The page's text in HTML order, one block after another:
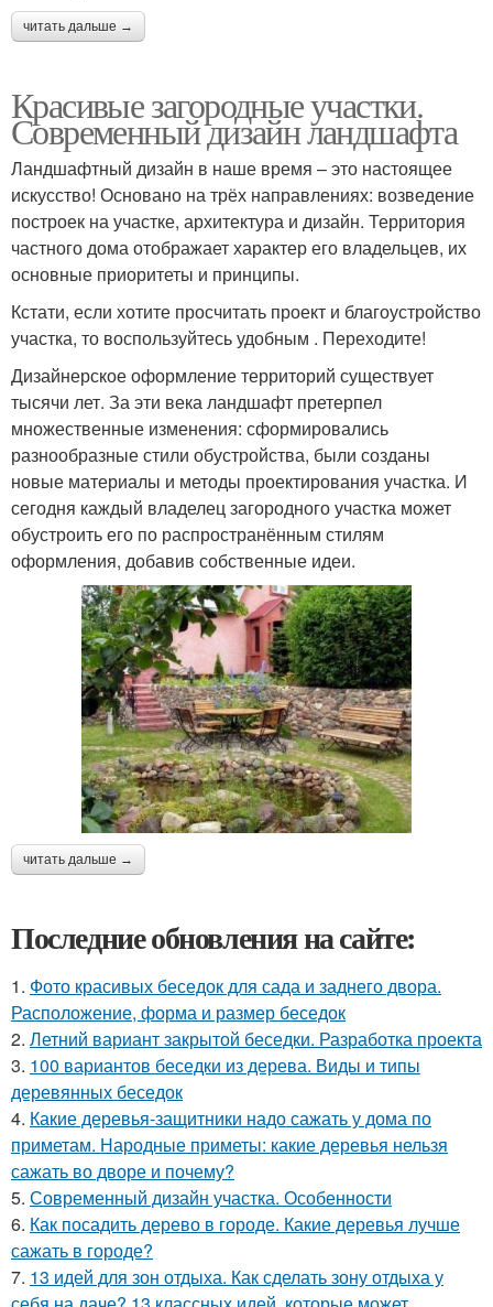
читать дальше →
Красивые загородные участки.
Современный дизайн ландшафта
Ландшафтный дизайн в наше время – это настоящее
искусство! Основано на трёх направлениях: возведение
построек на участке, архитектура и дизайн. Территория
частного дома отображает характер его владельцев, их
основные приоритеты и принципы.
Кстати, если хотите просчитать проект и благоустройство
участка, то воспользуйтесь удобным . Переходите!
Дизайнерское оформление территорий существует
тысячи лет. За эти века ландшафт претерпел
множественные изменения: сформировались
разнообразные стили обустройства, были созданы
новые материалы и методы проектирования участка. И
сегодня каждый владелец загородного участка может
обустроить его по распространённым стилям
оформления, добавив собственные идеи.
читать дальше →
Последние обновления на сайте:
1. Фото красивых беседок для сада и заднего двора.
Расположение, форма и размер беседок
2. Летний вариант закрытой беседки. Разработка проекта
3. 100 вариантов беседки из дерева. Виды и типы
деревянных беседок
4. Какие деревья-защитники надо сажать у дома по
приметам. Народные приметы: какие деревья нельзя
сажать во дворе и почему?
5. Современный дизайн участка. Особенности
6. Как посадить дерево в городе. Какие деревья лучше
сажать в городе?
7. 13 идей для зон отдыха. Как сделать зону отдыха у